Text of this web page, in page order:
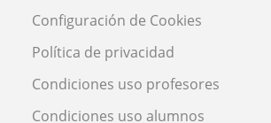
Configuración de Cookies
Política de privacidad
Condiciones uso profesores
Condiciones uso alumnos